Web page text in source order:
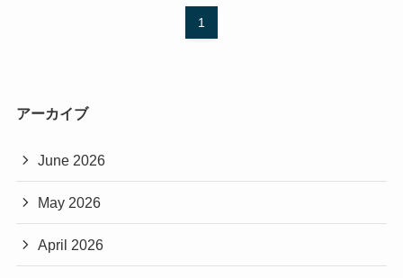
1
アーカイブ
June 2026
May 2026
April 2026